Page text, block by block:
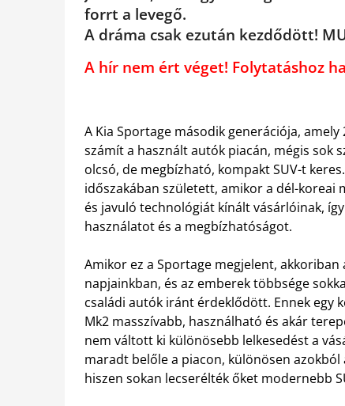
forrt a levegő.
A dráma csak ezután kezdődött!
A hír nem ért véget! Folytatáshoz
A Kia Sportage második generációja,
számít a használt autók piacán, mégis sok
olcsó, de megbízható, kompakt SUV-t
időszakában született, amikor a dél-koreai
és javuló technológiát kínált vásárlóinak,
használatot és a megbízhatóságot.
Amikor ez a Sportage megjelent,
napjainkban, és az emberek többsége
családi autók iránt érdeklődött. Ennek egy
Mk2 masszívabb, használható és akár
nem váltott ki különösebb lelkesedést a
maradt belőle a piacon, különösen
hiszen sokan lecserélték őket modernebb